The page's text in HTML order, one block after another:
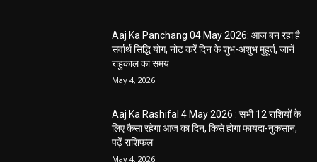
Aaj Ka Panchang 04 May 2026: आज बन रहा है
सर्वार्थ सिद्धि योग, नोट करें दिन के शुभ-अशुभ मुहूर्त, जानें
राहुकाल का समय
May 4, 2026
Aaj Ka Rashifal 4 May 2026 : सभी 12 राशियों के
लिए कैसा रहेगा आज का दिन, किसे होगा फायदा-नुकसान,
पढ़ें राशिफल
May 4, 2026